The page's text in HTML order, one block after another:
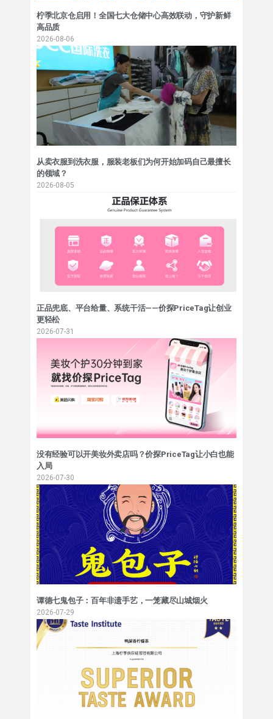
柠季北京仓启用！全国七大仓储中心高效联动，守护新鲜
高品质
2026-08-06
从卖衣服到洗衣服，服装老板们为何开始加码自己最擅长
的领域？
2026-08-05
正品兜底、平台给量、系统干活——价探PriceTag让创业
更轻松
2026-07-31
没有经验可以开美妆外卖店吗？价探PriceTag让小白也能
入局
2026-07-30
谭德七鬼包子：百年非遗手艺，一笼藏尽山城烟火
2026-07-29